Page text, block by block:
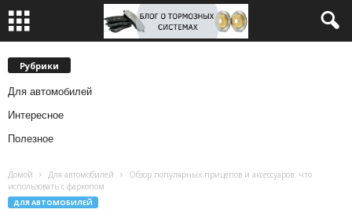
Рубрики
Для автомобилей
Интересное
Полезное
Домой Для автомобилей
Обзор популярных прицепов и аксессуаров: что
использовать с фаркопом
ДЛЯ АВТОМОБИЛЕЙ